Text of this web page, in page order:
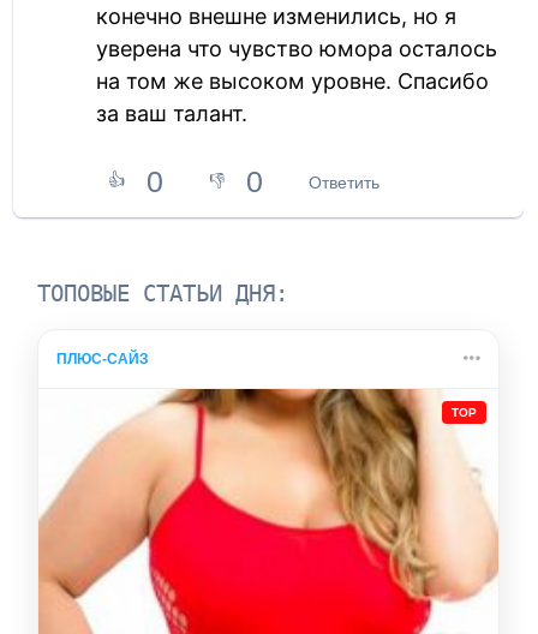
конечно внешне изменились, но я
уверена что чувство юмора осталось
на том же высоком уровне. Спасибо
за ваш талант.
👍 0 👎 0 Ответить
ТОПОВЫЕ СТАТЬИ ДНЯ:
ПЛЮС-САЙЗ
TOP